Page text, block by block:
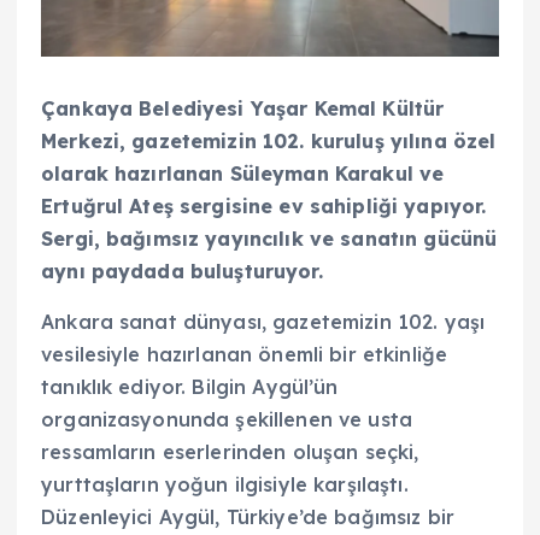
Çankaya Belediyesi Yaşar Kemal Kültür
Merkezi, gazetemizin 102. kuruluş yılına özel
olarak hazırlanan Süleyman Karakul ve
Ertuğrul Ateş sergisine ev sahipliği yapıyor.
Sergi, bağımsız yayıncılık ve sanatın gücünü
aynı paydada buluşturuyor.
Ankara sanat dünyası, gazetemizin 102. yaşı
vesilesiyle hazırlanan önemli bir etkinliğe
tanıklık ediyor. Bilgin Aygül’ün
organizasyonunda şekillenen ve usta
ressamların eserlerinden oluşan seçki,
yurttaşların yoğun ilgisiyle karşılaştı.
Düzenleyici Aygül, Türkiye’de bağımsız bir